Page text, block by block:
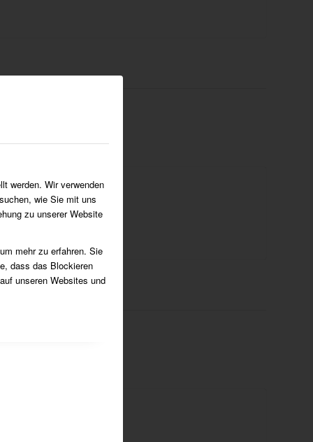
werden. Wir verwenden
wie Sie mit uns
zu unserer Website
mehr zu erfahren. Sie
dass das Blockieren
unseren Websites und